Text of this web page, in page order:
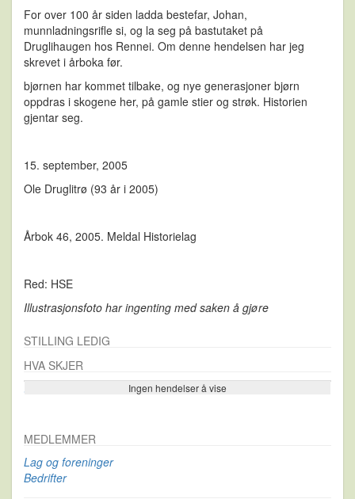
For over 100 år siden ladda bestefar, Johan,
munnladningsrifle si, og la seg på bastutaket på
Druglihaugen hos Rennei. Om denne hendelsen har jeg
skrevet i årboka før.
bjørnen har kommet tilbake, og nye generasjoner bjørn
oppdras i skogene her, på gamle stier og strøk. Historien
gjentar seg.
15. september, 2005
Ole Druglitrø (93 år i 2005)
Årbok 46, 2005. Meldal Historielag
Red: HSE
Illustrasjonsfoto har ingenting med saken å gjøre
STILLING LEDIG
HVA SKJER
Ingen hendelser å vise
Se flere…
MEDLEMMER
Lag og foreninger
Bedrifter